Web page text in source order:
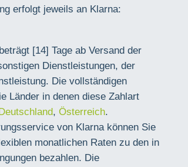
erfolgt jeweils an Klarna:
[14] Tage ab Versand der
Dienstleistungen, der
Die vollständigen
Länder in denen diese Zahlart
Deutschland, Österreich.
von Klarna können Sie
monatlichen Raten zu den in
bezahlen. Die